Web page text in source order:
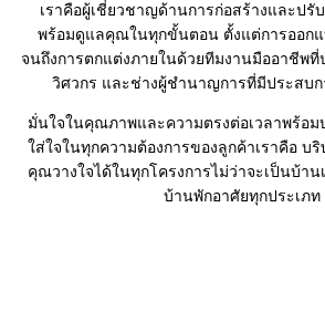
เราคือผู้เชี่ยวชาญด้านการก่อสร้างและปรั
พร้อมดูแลคุณในทุกขั้นตอน ตั้งแต่การออกแ
จนถึงการตกแต่งภายในด้วยทีมงานมืออาชีพ
วิศวกร และช่างผู้ชำนาญการที่มีประสบก
มั่นใจในคุณภาพและความตรงต่อเวลาพร้อม
ใส่ใจในทุกความต้องการของลูกค้าเราคือ บ
คุณวางใจได้ในทุกโครงการไม่ว่าจะเป็นบ้า
บ้านพักอาศัยทุกประเภท